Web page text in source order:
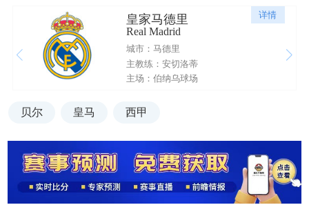
详情
皇家马德里
Real Madrid
城市：马德里
主教练：安切洛蒂
主场：伯纳乌球场
贝尔 皇马 西甲